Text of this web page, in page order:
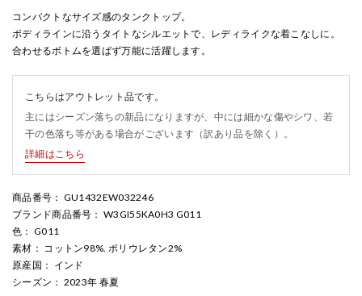
コンパクトなサイズ感のタンクトップ。
ボディラインに沿うタイトなシルエットで、レディライクな着こなしに。
合わせるボトムを選ばず万能に活躍します。
こちらはアウトレット品です。
主にはシーズン落ちの新品になりますが、中には細かな傷やシワ、若
干の色落ち等がある場合がございます（訳あり品を除く）。
詳細はこちら
商品番号 ： GU1432EW032246
ブランド商品番号 ： W3GI55KA0H3 G011
色 ： G011
素材 ： コットン98%. ポリウレタン2%
原産国 ： インド
シーズン ： 2023年 春夏